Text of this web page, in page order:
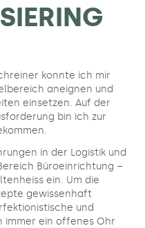
konnte ich mir
aneignen und
einsetzen. Auf der
bin ich zur
in der Logistik und
Büroeinrichtung –
ein. Um die
gewissenhaft
und
immer ein offenes Ohr